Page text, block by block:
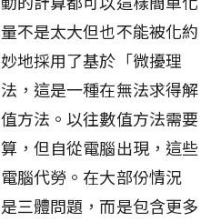
不是太大但也不能被化約
地採用了基於「微擾理
，這是一種在無法求得解
方法。以往數值方法需要
，但自從電腦出現，這些
腦代勞。在大部份情況
三體問題，而是包含更多